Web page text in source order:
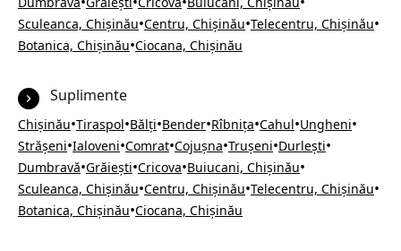
Sculeanca, Chișinău•Centru, Chișinău•Telecentru, Chișinău•
Botanica, Chișinău•Ciocana, Chișinău
Suplimente
Chișinău•Tiraspol•Bălți•Bender•Rîbnița•Cahul•Ungheni•
Strășeni•Ialoveni•Comrat•Cojușna•Trușeni•Durlești•
Dumbravă•Grăiești•Cricova•Buiucani, Chișinău•
Sculeanca, Chișinău•Centru, Chișinău•Telecentru, Chișinău•
Botanica, Chișinău•Ciocana, Chișinău